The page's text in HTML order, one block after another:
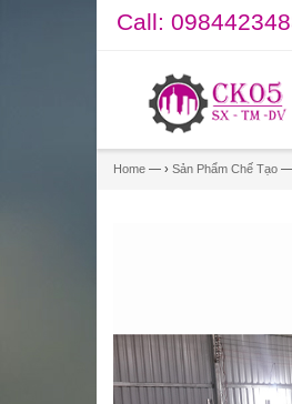
Call:
Home — › Sản Phẩm Chế Tạo —